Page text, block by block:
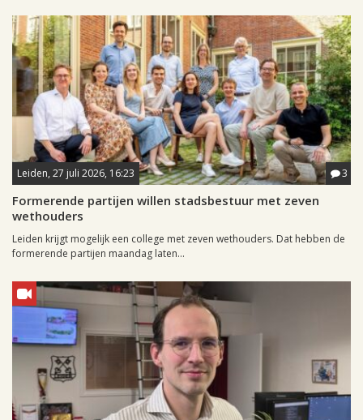
Leiden, 27 juli 2026, 16:23 3
Formerende partijen willen stadsbestuur met zeven
wethouders
Leiden krijgt mogelijk een college met zeven wethouders. Dat hebben de
formerende partijen maandag laten...